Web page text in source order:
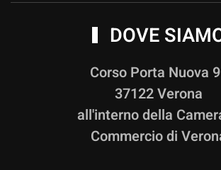
DOVE
Corso Porta Nuova
37122 Verona
all'interno della
Commercio di